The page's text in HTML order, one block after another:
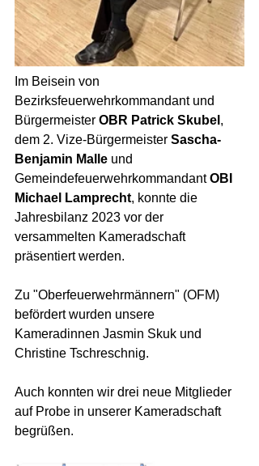
Im Beisein von
Bezirksfeuerwehrkommandant und
Bürgermeister OBR Patrick Skubel ,
dem 2. Vize-Bürgermeister Sascha-
Benjamin Malle und
Gemeindefeuerwehrkommandant OBI
Michael Lamprecht, konnte die
Jahresbilanz 2023 vor der
versammelten Kameradschaft
präsentiert werden.
Zu "Oberfeuerwehrmännern" (OFM)
befördert wurden unsere
Kameradinnen Jasmin Skuk und
Christine Tschreschnig.
Auch konnten wir drei neue Mitglieder
auf Probe in unserer Kameradschaft
begrüßen.